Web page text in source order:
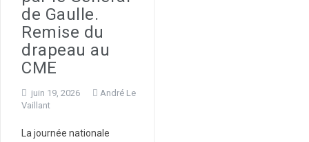
de Gaulle.
Remise du
drapeau au
CME
juin 19, 2026
André Le
Vaillant
La journée nationale